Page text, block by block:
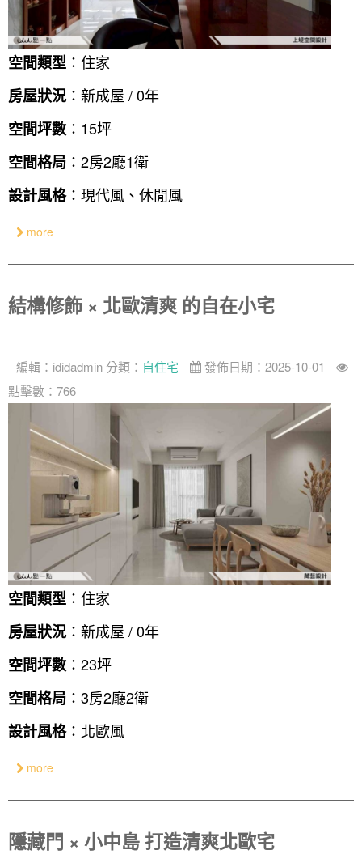
空間類型 ：住家
房屋狀況 ：新成屋 / 0年
空間坪數 ：15坪
空間格局 ：2房2廳1衛
設計風格：現代風、休閒風
more
結構修飾 × 北歐清爽 的自在小宅
編輯： ididadmin 分類： 自住宅
發佈日期：2025-10-01
點擊數：766
空間類型 ：住家
房屋狀況 ：新成屋 / 0年
空間坪數 ：23坪
空間格局 ：3房2廳2衛
設計風格：北歐風
more
隱藏門 × 小中島 打造清爽北歐宅